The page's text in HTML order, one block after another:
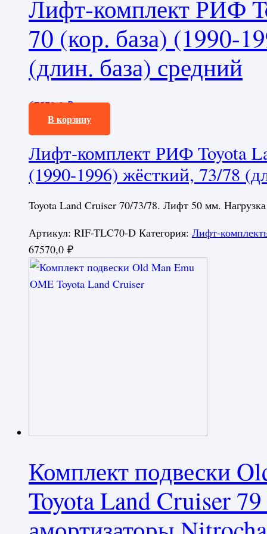
Лифт-комплект РИФ
70 (кор. база) (1990-
(длин. база) средний
67570,0₽
В корзину
Лифт-комплект РИФ Toyota
(1990-1996) жёсткий, 73/78
Toyota Land Cruiser 70/73/78. Лифт 50 мм.
Артикул: RIF-TLC70-D Категория: Лифт-
67570,0 ₽
Комплект подвески
Toyota Land Cruiser